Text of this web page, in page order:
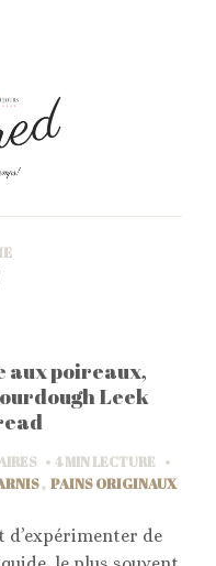
aux poireaux,
Leek
4 MINLECTURE
, PAINS ORIGINAUX
d’expérimenter de